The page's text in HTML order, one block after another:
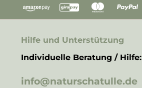
Hilfe und Unterstützung
Individuelle Beratung / Hilfe:
info@naturschatulle.de